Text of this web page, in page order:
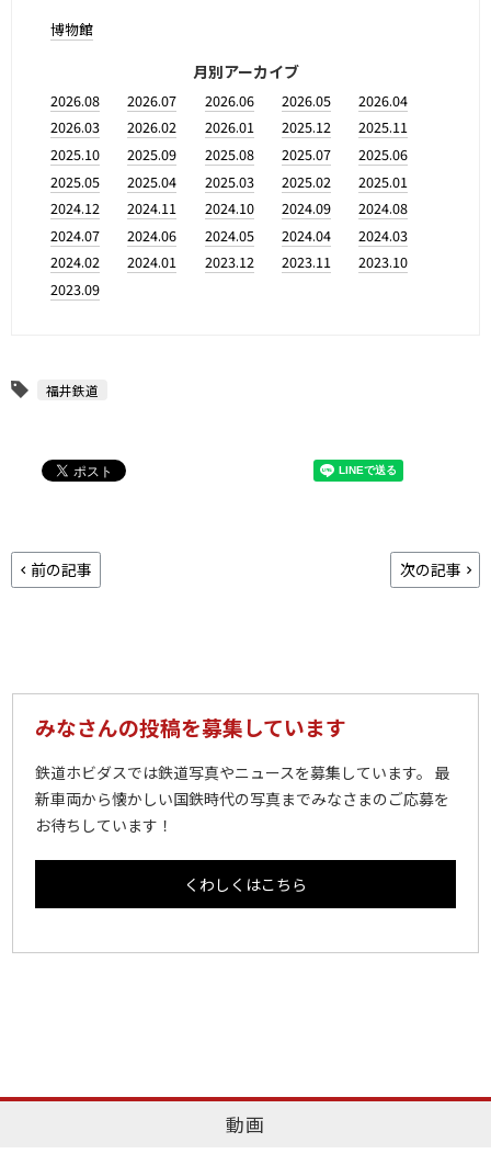
博物館
月別アーカイブ
2026.08 2026.07 2026.06 2026.05
2026.04
2026.03
2026.02 2026.01 2025.12
2025.11
2025.10
2025.09 2025.08 2025.07
2025.06
2025.05
2025.04 2025.03 2025.02
2025.01
2024.12
2024.11 2024.10 2024.09
2024.08
2024.07
2024.06 2024.05 2024.04
2024.03
2024.02
2024.01 2023.12 2023.11
2023.10
2023.09
福井鉄道
前の記事 次の記事
みなさんの投稿を募集しています
鉄道ホビダスでは鉄道写真やニュースを募集しています。 最
新車両から懐かしい国鉄時代の写真までみなさまのご応募を
お待ちしています！
くわしくはこちら
動画